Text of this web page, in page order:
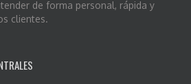
de forma personal, rápida y
clientes.